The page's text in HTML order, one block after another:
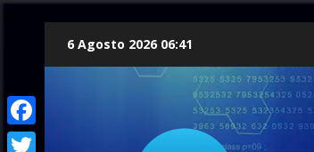
6 Agosto 2026 06:41
Facebook